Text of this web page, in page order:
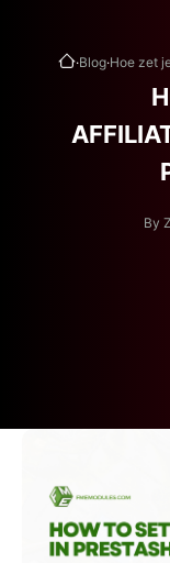
.Blog.Hoe zet
By